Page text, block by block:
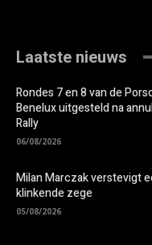
Laatste nieuws
Rondes 7 en 8 van de
Benelux uitgesteld na
Rally
06/08/2026
Milan Marczak verstevigt
klinkende zege
05/08/2026